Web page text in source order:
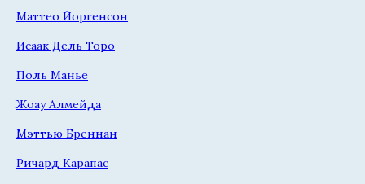
Маттео Йоргенсон
Исаак Дель Торо
Поль Манье
Жоау Алмейда
Мэттью Бреннан
Ричард Карапас